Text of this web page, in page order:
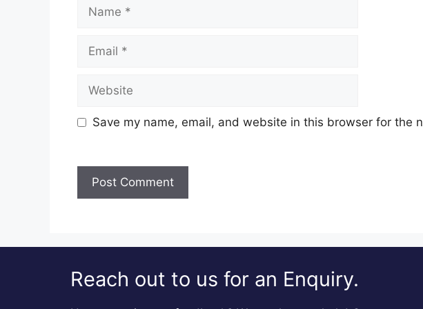
Name
Email
Website
Save my name, email, and website in this browser for the
Reach out to us for an Enquiry.